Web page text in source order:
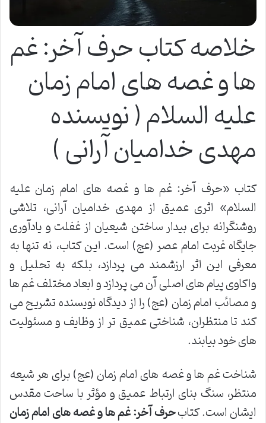
خلاصه کتاب حرف آخر: غم
ها و غصه های امام زمان
علیه السلام ( نویسنده
مهدی خدامیان آرانی )
کتاب «حرف آخر: غم ها و غصه های امام زمان علیه
السلام» اثری عمیق از مهدی خدامیان آرانی، تلاشی
روشنگرانه برای بیدار ساختن شیعیان از غفلت و یادآوری
جایگاه غربت امام عصر (عج) است. این کتاب، نه تنها به
معرفی این اثر ارزشمند می پردازد، بلکه به تحلیل و
واکاوی پیام های اصلی آن می پردازد و ابعاد مختلف غم ها
و مصائب امام زمان (عج) را از دیدگاه نویسنده تشریح می
کند تا منتظران، شناختی عمیق تر از وظایف و مسئولیت
های خود بیابند.
شناخت غم ها و غصه های امام زمان (عج) برای هر شیعه
منتظر، سنگ بنای ارتباط عمیق و مؤثر با ساحت مقدس
ایشان است. کتابحرف آخر: غم ها و غصه های امام زمان